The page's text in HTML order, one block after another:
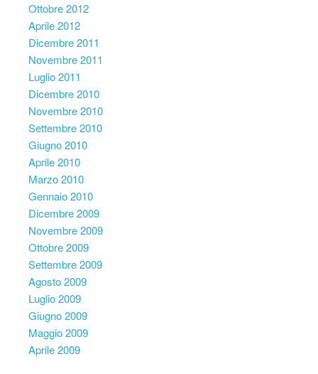
Ottobre 2012
Aprile 2012
Dicembre 2011
Novembre 2011
Luglio 2011
Dicembre 2010
Novembre 2010
Settembre 2010
Giugno 2010
Aprile 2010
Marzo 2010
Gennaio 2010
Dicembre 2009
Novembre 2009
Ottobre 2009
Settembre 2009
Agosto 2009
Luglio 2009
Giugno 2009
Maggio 2009
Aprile 2009